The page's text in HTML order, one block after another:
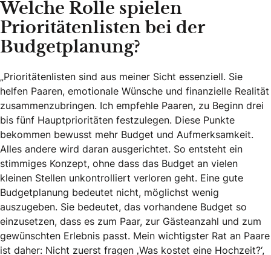
Welche Rolle spielen
Prioritätenlisten bei der
Budgetplanung?
„Prioritätenlisten sind aus meiner Sicht essenziell. Sie
helfen Paaren, emotionale Wünsche und finanzielle Realität
zusammenzubringen. Ich empfehle Paaren, zu Beginn drei
bis fünf Hauptprioritäten festzulegen. Diese Punkte
bekommen bewusst mehr Budget und Aufmerksamkeit.
Alles andere wird daran ausgerichtet. So entsteht ein
stimmiges Konzept, ohne dass das Budget an vielen
kleinen Stellen unkontrolliert verloren geht. Eine gute
Budgetplanung bedeutet nicht, möglichst wenig
auszugeben. Sie bedeutet, das vorhandene Budget so
einzusetzen, dass es zum Paar, zur Gästeanzahl und zum
gewünschten Erlebnis passt. Mein wichtigster Rat an Paare
ist daher: Nicht zuerst fragen ‚Was kostet eine Hochzeit?‘,